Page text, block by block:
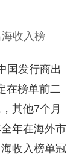
收入榜
国发行商出
在榜单前二
其他7个月
年在海外市
收入榜单冠